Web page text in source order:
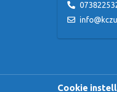
Cookie